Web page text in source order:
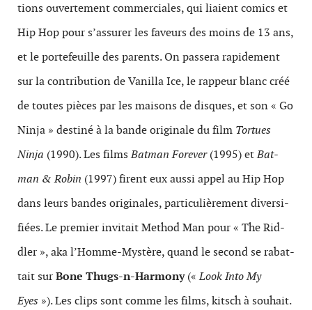
tions ouverte­ment com­mer­ciales, qui liaient comics et
Hip Hop pour s’assurer les faveurs des moins de 13 ans,
et le porte­feuille des par­ents. On passera rapidement
sur la con­tri­bu­tion de Vanilla Ice, le rappeur blanc créé
de toutes pièces par les maisons de dis­ques, et son « Go
Ninja » des­tiné à la bande orig­i­nale du film Tortues
Ninja (1990). Les filmsBat­man For­ever(1995) etBat­
man & Robin (1997) firent eux aussi appel au Hip Hop
dans leurs ban­des originales, par­ti­c­ulière­ment diver­si­
fiées. Le premier invi­tait Method Man pour « The Rid­
dler », aka l’Homme-Mystère, quand le second se rabat­
tait surBone Thugs-n-Harmony(«Look Into My
Eyes »). Les clips sont comme les films, kitsch à souhait.